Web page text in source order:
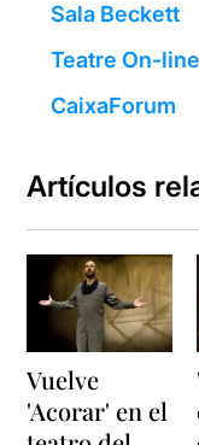
Sala Beckett
Teatre On-line
CaixaForum
Artículos
Vuelve
'Acorar' en el